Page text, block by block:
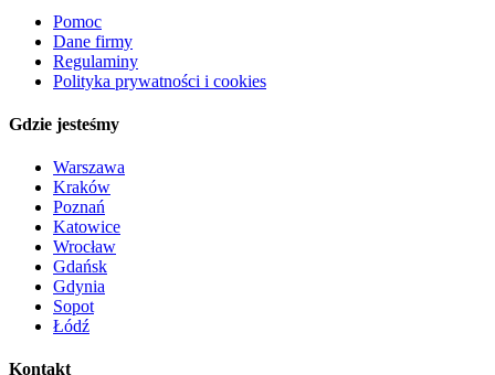
Pomoc
Dane firmy
Regulaminy
Polityka prywatności i cookies
Gdzie jesteśmy
Warszawa
Kraków
Poznań
Katowice
Wrocław
Gdańsk
Gdynia
Sopot
Łódź
Kontakt